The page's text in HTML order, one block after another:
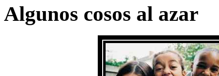
Algunos cosos al azar